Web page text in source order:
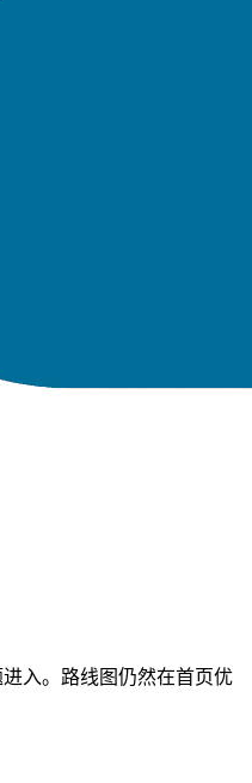
入。路线图仍然在首页优